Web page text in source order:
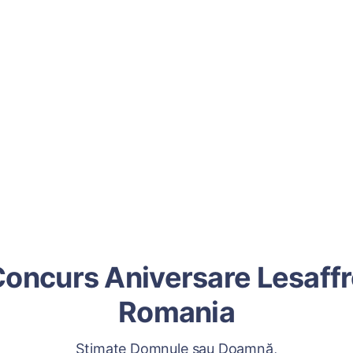
Aniversare
Romania
Stimate Domnule sau Doamnă,